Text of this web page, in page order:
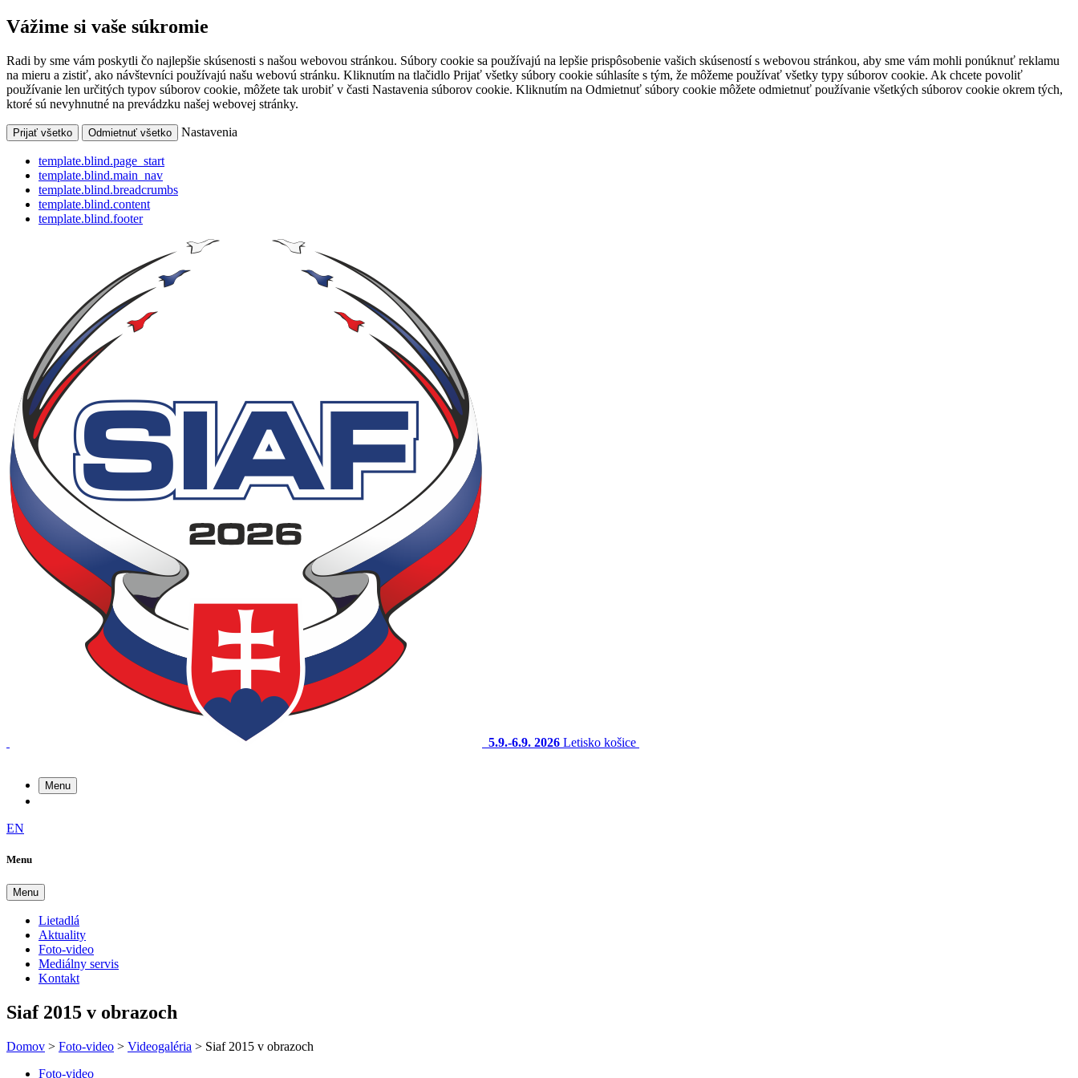
Vážime si vaše súkromie
Radi by sme vám poskytli čo najlepšie skúsenosti s našou webovou stránkou. Súbory cookie sa používajú na lepšie prispôsobenie vašich skúseností s webovou stránkou, aby sme vám mohli ponúknuť reklamu
na mieru a zistiť, ako návštevníci používajú našu webovú stránku. Kliknutím na tlačidlo Prijať všetky súbory cookie súhlasíte s tým, že môžeme používať všetky typy súborov cookie. Ak chcete povoliť
používanie len určitých typov súborov cookie, môžete tak urobiť v časti Nastavenia súborov cookie. Kliknutím na Odmietnuť súbory cookie môžete odmietnuť používanie všetkých súborov cookie okrem tých,
ktoré sú nevyhnutné na prevádzku našej webovej stránky.
Prijať všetko Odmietnuť všetko Nastavenia
template.blind.page_start
template.blind.main_nav
template.blind.breadcrumbs
template.blind.content
template.blind.footer
5.9.-6.9. 2026 Letisko košice
Menu
EN
Menu
Menu
Lietadlá
Aktuality
Foto-video
Mediálny servis
Kontakt
Siaf 2015 v obrazoch
Domov > Foto-video > Videogaléria > Siaf 2015 v obrazoch
Foto-video